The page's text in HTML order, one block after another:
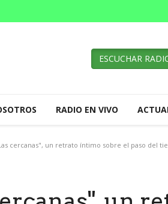
ESCUCHAR
RADIO EN VIVO
cercanas", un retrato íntimo sobre el paso del